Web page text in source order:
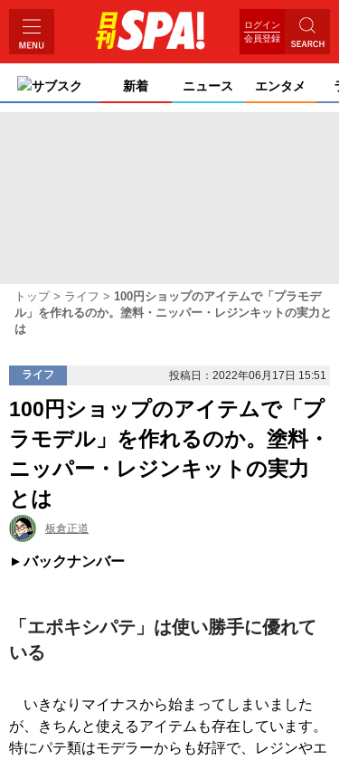
ログイン
会員登録
サブスク 新着 ニュース エンタメ ライ
トップ ライフ
100円ショップのアイテムで「プラモデ
ル」を作れるのか。塗料・ニッパー・レジンキットの実力と
は
ライフ 投稿日：2022年06月17日 15:51
100円ショップのアイテムで「プ
ラモデル」を作れるのか。塗料・
ニッパー・レジンキットの実力
とは
板倉正道
バックナンバー
「エポキシパテ」は使い勝手に優れて
いる
いきなりマイナスから始まってしまいました
が、きちんと使えるアイテムも存在しています。
特にパテ類はモデラーからも好評で、レジンやエ